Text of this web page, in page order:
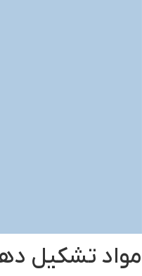
مواد تشکیل